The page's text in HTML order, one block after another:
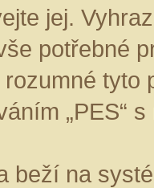
jej.
potřebné
rozumné tyto
„PES“
beží na